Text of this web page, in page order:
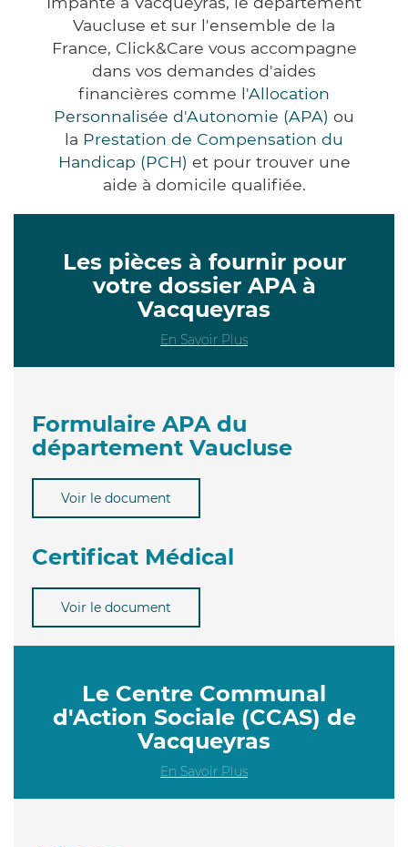
Vaucluse et sur l'ensemble de la
France, Click&Care vous accompagne
dans vos demandes d'aides
financières comme l'Allocation
Personnalisée d'Autonomie (APA) ou
la Prestation de Compensation du
Handicap (PCH) et pour trouver une
aide à domicile qualifiée.
Les pièces à fournir pour
votre dossier APA à
Vacqueyras
En Savoir Plus
Formulaire APA du
département Vaucluse
Voir le document
Certificat Médical
Voir le document
Le Centre Communal
d'Action Sociale (CCAS) de
Vacqueyras
En Savoir Plus